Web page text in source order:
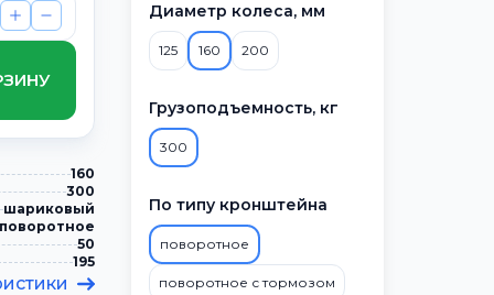
160
300
шариковый
поворотное
50
195
Диаметр колеса, мм
125 160 200
Грузоподъемность, кг
300
По типу кронштейна
поворотное
поворотное с тормозом